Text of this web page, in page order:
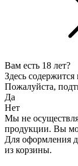
Вам есть 18 лет?
Здесь
Пожалуйста,
Да
Нет
Мы не
продукции. Вы
Для оформления
из корзины.